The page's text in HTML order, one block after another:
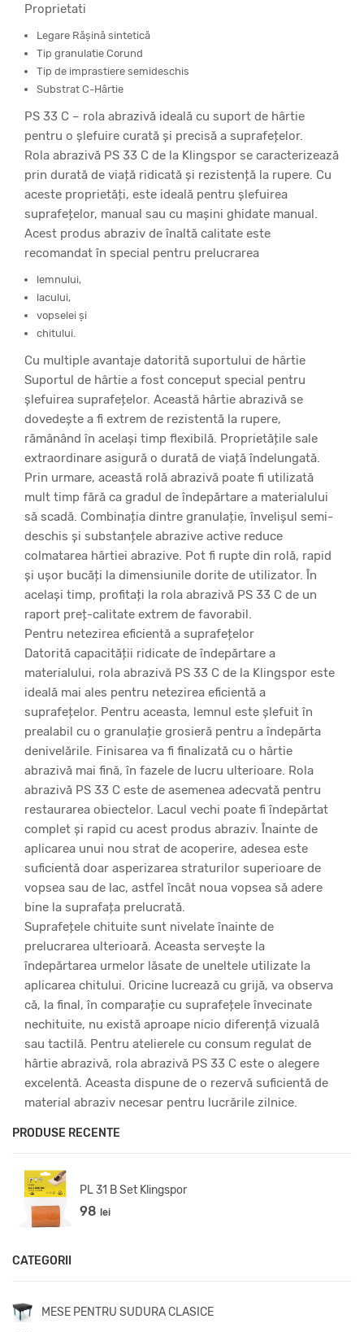
PRODUSE RECENTE
PS 29 F ACT Klingspor
9394
CATEGORII
MESE PENTRU SUDURA CLASICE
Proprietati
Legare Răşină sintetică
Tip granulatie Corund
Tip de imprastiere semideschis
Substrat C-Hârtie
PS 33 C – rola abrazivă ideală cu suport de hârtie
pentru o șlefuire curată și precisă a suprafețelor.
Rola abrazivă PS 33 C de la Klingspor se caracterizează
prin durată de viață ridicată și rezistență la rupere. Cu
aceste proprietăți, este ideală pentru șlefuirea
suprafețelor, manual sau cu mașini ghidate manual.
Acest produs abraziv de înaltă calitate este
recomandat în special pentru prelucrarea
lemnului,
lacului,
vopselei și
chitului.
Cu multiple avantaje datorită suportului de hârtie
Suportul de hârtie a fost conceput special pentru
șlefuirea suprafețelor. Această hârtie abrazivă se
dovedește a fi extrem de rezistentă la rupere,
rămânând în același timp flexibilă. Proprietățile sale
extraordinare asigură o durată de viață îndelungată.
Prin urmare, această rolă abrazivă poate fi utilizată
mult timp fără ca gradul de îndepărtare a materialului
să scadă. Combinația dintre granulație, învelișul semi-
deschis și substanțele abrazive active reduce
colmatarea hârtiei abrazive. Pot fi rupte din rolă, rapid
și ușor bucăți la dimensiunile dorite de utilizator. În
același timp, profitați la rola abrazivă PS 33 C de un
raport preț-calitate extrem de favorabil.
Pentru netezirea eficientă a suprafețelor
Datorită capacității ridicate de îndepărtare a
materialului, rola abrazivă PS 33 C de la Klingspor este
ideală mai ales pentru netezirea eficientă a
suprafețelor. Pentru aceasta, lemnul este șlefuit în
prealabil cu o granulație grosieră pentru a îndepărta
denivelările. Finisarea va fi finalizată cu o hârtie
abrazivă mai fină, în fazele de lucru ulterioare. Rola
abrazivă PS 33 C este de asemenea adecvată pentru
restaurarea obiectelor. Lacul vechi poate fi îndepărtat
complet și rapid cu acest produs abraziv. Înainte de
aplicarea unui nou strat de acoperire, adesea este
suficientă doar asperizarea straturilor superioare de
vopsea sau de lac, astfel încât noua vopsea să adere
bine la suprafața prelucrată.
Suprafețele chituite sunt nivelate înainte de
prelucrarea ulterioară. Aceasta servește la
îndepărtarea urmelor lăsate de uneltele utilizate la
aplicarea chitului. Oricine lucrează cu grijă, va observa
că, la final, în comparație cu suprafețele învecinate
nechituite, nu există aproape nicio diferență vizuală
sau tactilă. Pentru atelierele cu consum regulat de
hârtie abrazivă, rola abrazivă PS 33 C este o alegere
excelentă. Aceasta dispune de o rezervă suficientă de
material abraziv necesar pentru lucrările zilnice.